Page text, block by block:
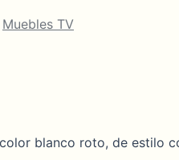
Muebles TV
blanco roto, de estilo